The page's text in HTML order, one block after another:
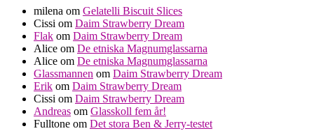
milena om Gelatelli Biscuit Slices
Cissi om Daim Strawberry Dream
Flak om Daim Strawberry Dream
Alice om De etniska Magnumglassarna
Alice om De etniska Magnumglassarna
Glassmannen om Daim Strawberry Dream
Erik om Daim Strawberry Dream
Cissi om Daim Strawberry Dream
Andreas om Glasskoll fem år!
Fulltone om Det stora Ben & Jerry-testet